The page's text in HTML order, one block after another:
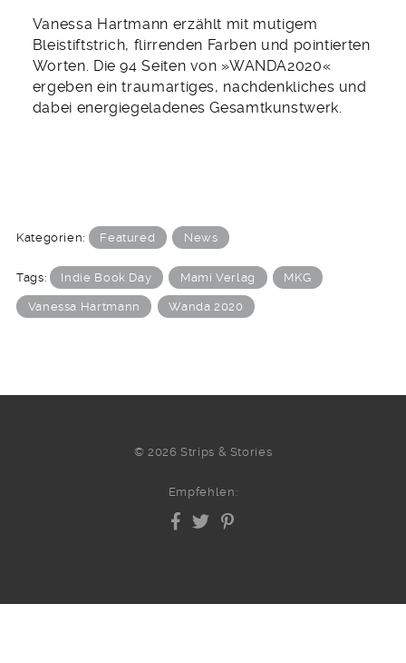
Vanessa Hartmann erzählt mit mutigem
Bleistiftstrich, flirrenden Farben und pointierten
Worten. Die 94 Seiten von »WANDA2020«
ergeben ein traumartiges, nachdenkliches und
dabei energiegeladenes Gesamtkunstwerk.
Kategorien: Featured News
Tags: Indie Book Day Mami Verlag MKG
Vanessa Hartmann Wanda 2020
© 2026 Strips & Stories
Empfehlen: